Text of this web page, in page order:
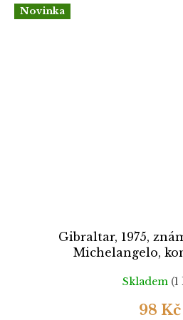
Novinka
Gibraltar, 1975,
Michelangelo,
Skladem (1
98 Kč